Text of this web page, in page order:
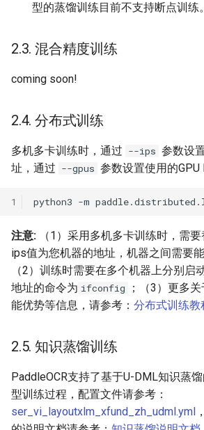
型的蒸馏训练目前不支持断点训练。
2.3. 混合精度训练
coming soon!
2.4. 分布式训练
多机多卡训练时，通过 --ips 参数设
址，通过 --gpus 参数设置使用的GPU
1 python3 -m
注意: （1）采用多机多卡训练时，需
ips值为您机器的地址，机器之间需要
（2）训练时需要在多个机器上分别启
地址的命令为 ifconfig
；（3）更多
能优势等信息，请参考： 分布式训练教
2.5. 知识蒸馏训练
PaddleOCR支持了基于U-DML知识蒸
型训练过程，配置文件请参考：
ser_vi_layoutxlm_xfund_zh_udml.yml